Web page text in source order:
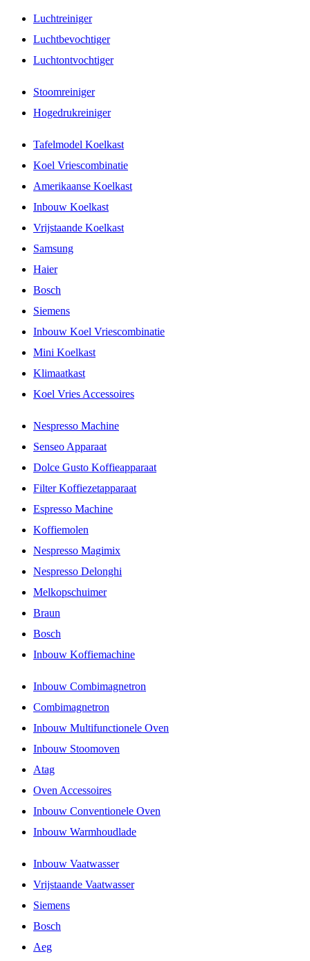
Luchtreiniger
Luchtbevochtiger
Luchtontvochtiger
Stoomreiniger
Hogedrukreiniger
Tafelmodel Koelkast
Koel Vriescombinatie
Amerikaanse Koelkast
Inbouw Koelkast
Vrijstaande Koelkast
Samsung
Haier
Bosch
Siemens
Inbouw Koel Vriescombinatie
Mini Koelkast
Klimaatkast
Koel Vries Accessoires
Nespresso Machine
Senseo Apparaat
Dolce Gusto Koffieapparaat
Filter Koffiezetapparaat
Espresso Machine
Koffiemolen
Nespresso Magimix
Nespresso Delonghi
Melkopschuimer
Braun
Bosch
Inbouw Koffiemachine
Inbouw Combimagnetron
Combimagnetron
Inbouw Multifunctionele Oven
Inbouw Stoomoven
Atag
Oven Accessoires
Inbouw Conventionele Oven
Inbouw Warmhoudlade
Inbouw Vaatwasser
Vrijstaande Vaatwasser
Siemens
Bosch
Aeg